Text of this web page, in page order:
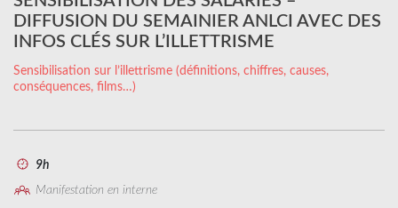
DIFFUSION DU SEMAINIER ANLCI AVEC DES
INFOS CLÉS SUR L’ILLETTRISME
Sensibilisation sur l’illettrisme (définitions, chiffres, causes,
conséquences, films…)
9h
Manifestation en interne